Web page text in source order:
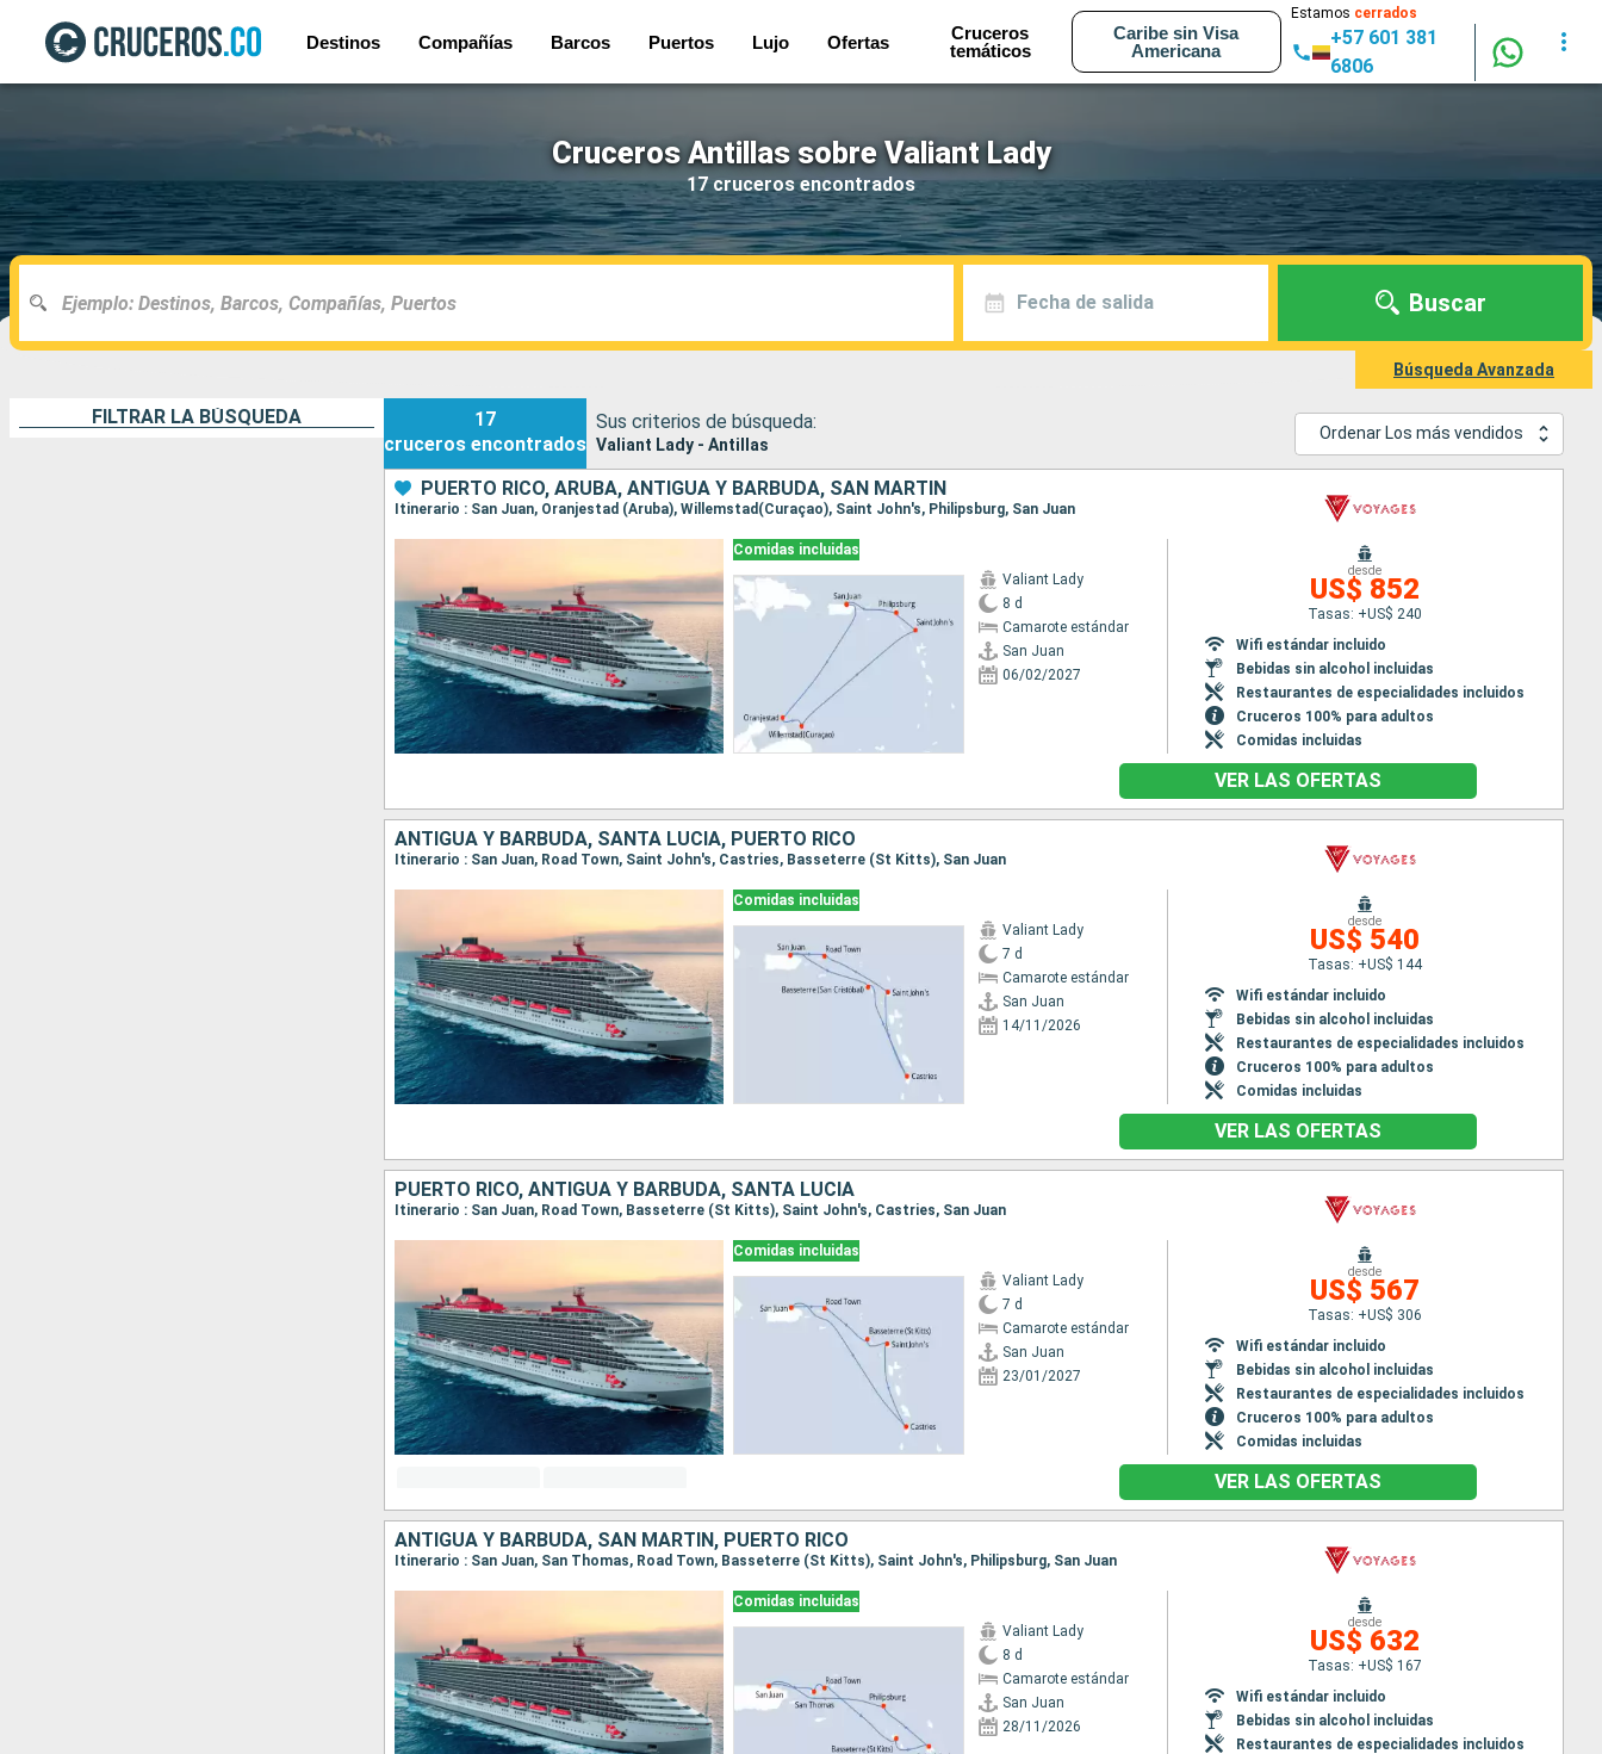
Destinos Compañías Barcos Puertos Lujo Ofertas
Cruceros
temáticos
Caribe sin Visa
Americana
Estamos cerrados
+57 601 381
6806
Cruceros Antillas sobre Valiant Lady
17 cruceros encontrados
Fecha de salida Buscar
Búsqueda Avanzada
FILTRAR LA BÚSQUEDA
17
cruceros encontrados
Sus criterios de búsqueda:
Valiant Lady - Antillas
Ordenar Los más vendidos
PUERTO RICO, ARUBA, ANTIGUA Y BARBUDA, SAN MARTÍN
Itinerario : San Juan, Oranjestad (Aruba), Willemstad(Curaçao), Saint John's, Philipsburg, San Juan
Comidas incluidas
Valiant Lady
8 d
Camarote estándar
San Juan
06/02/2027
desde
US$ 852
Tasas: +US$ 240
Wifi estándar incluido
Bebidas sin alcohol incluidas
Restaurantes de especialidades incluidos
Cruceros 100% para adultos
Comidas incluidas
VER LAS OFERTAS
ANTIGUA Y BARBUDA, SANTA LUCIA, PUERTO RICO
Itinerario : San Juan, Road Town, Saint John's, Castries, Basseterre (St Kitts), San Juan
Comidas incluidas
Valiant Lady
7 d
Camarote estándar
San Juan
14/11/2026
desde
US$ 540
Tasas: +US$ 144
Wifi estándar incluido
Bebidas sin alcohol incluidas
Restaurantes de especialidades incluidos
Cruceros 100% para adultos
Comidas incluidas
VER LAS OFERTAS
PUERTO RICO, ANTIGUA Y BARBUDA, SANTA LUCIA
Itinerario : San Juan, Road Town, Basseterre (St Kitts), Saint John's, Castries, San Juan
Comidas incluidas
Valiant Lady
7 d
Camarote estándar
San Juan
23/01/2027
desde
US$ 567
Tasas: +US$ 306
Wifi estándar incluido
Bebidas sin alcohol incluidas
Restaurantes de especialidades incluidos
Cruceros 100% para adultos
Comidas incluidas
VER LAS OFERTAS
ANTIGUA Y BARBUDA, SAN MARTÍN, PUERTO RICO
Itinerario : San Juan, San Thomas, Road Town, Basseterre (St Kitts), Saint John's, Philipsburg, San Juan
Comidas incluidas
Valiant Lady
8 d
Camarote estándar
San Juan
28/11/2026
desde
US$ 632
Tasas: +US$ 167
Wifi estándar incluido
Bebidas sin alcohol incluidas
Restaurantes de especialidades incluidos